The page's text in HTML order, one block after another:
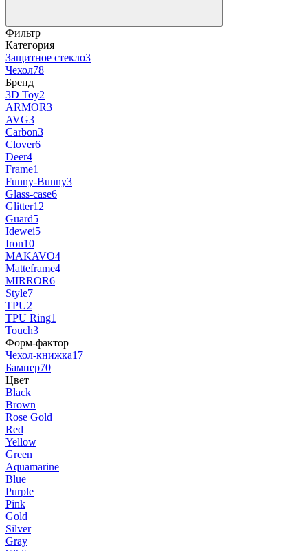
Фильтр
Категория
Защитное стекло3
Чехол78
Бренд
3D Toy2
ARMOR3
AVG3
Carbon3
Clover6
Deer4
Frame1
Funny-Bunny3
Glass-case6
Glitter12
Guard5
Idewei5
Iron10
MAKAVO4
Matteframe4
MIRROR6
Style7
TPU2
TPU Ring1
Touch3
Форм-фактор
Чехол-книжка17
Бампер70
Цвет
Black
Brown
Rose Gold
Red
Yellow
Green
Aquamarine
Blue
Purple
Pink
Gold
Silver
Gray